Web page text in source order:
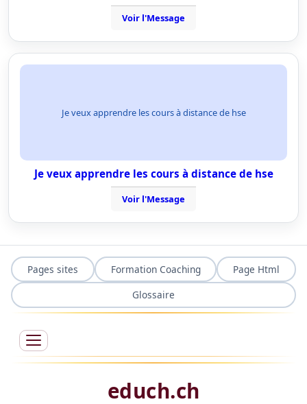
Voir l'Message
Je veux apprendre les cours à distance de hse
Je veux apprendre les cours à distance de hse
Voir l'Message
Pages sites Formation Coaching
Page Html
Glossaire
educh.ch